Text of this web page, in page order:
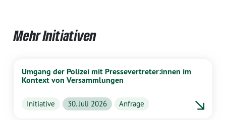
Mehr Initiativen
Umgang der Polizei mit Pressevertreter:innen im
Kontext von Versammlungen
Initiative 30. Juli 2026 Anfrage